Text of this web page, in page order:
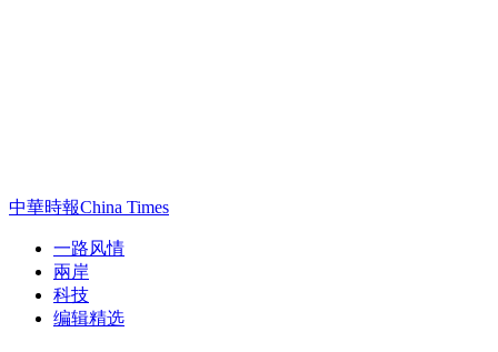
中華時報China Times
一路风情
兩岸
科技
编辑精选